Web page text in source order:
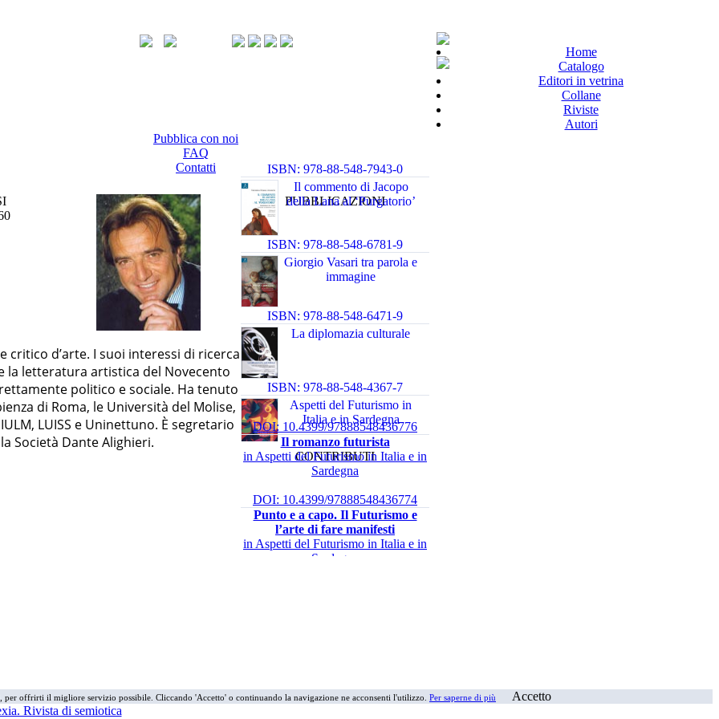
Home
Catalogo
Editori in vetrina
Collane
Riviste
Autori
Pubblica con noi
FAQ
Contatti
critico d’arte. I suoi interessi di ricerca
la letteratura artistica del Novecento
politico e sociale. Ha tenuto
di Roma, le Università del Molise,
LUISS e Uninettuno. È segretario
Società Dante Alighieri.
PUBBLICAZIONI
ISBN: 978-88-548-7943-0
Il commento di Jacopo
della Lana al ‘Purgatorio’
ISBN: 978-88-548-6781-9
Giorgio Vasari tra parola e
immagine
ISBN: 978-88-548-6471-9
La diplomazia culturale
ISBN: 978-88-548-4367-7
Aspetti del Futurismo in
Italia e in Sardegna
ISBN: 978-88-548-3793-5
"Studi italo-slovacchi" di
Pavol Koprda
CONTRIBUTI
DOI: 10.4399/97888548436776
Il romanzo futurista
in Aspetti del Futurismo in Italia e in
Sardegna
DOI: 10.4399/97888548436774
Punto e a capo. Il Futurismo e
l’arte di fare manifesti
in Aspetti del Futurismo in Italia e in
Sardegna
Futurismo e questione
meridionale. La storia delle “due
per offrirti il migliore servizio possibile. Cliccando 'Accetto' o continuando la navigazione ne acconsenti l'utilizzo. Per saperne di più Accetto